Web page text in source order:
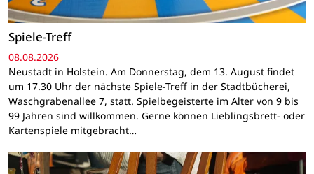
Spiele-Treff
08.08.2026
Neustadt in Holstein. Am Donnerstag, dem 13. August findet
um 17.30 Uhr der nächste Spiele-Treff in der Stadtbücherei,
Waschgrabenallee 7, statt. Spielbegeisterte im Alter von 9 bis
99 Jahren sind willkommen. Gerne können Lieblingsbrett- oder
Kartenspiele mitgebracht…